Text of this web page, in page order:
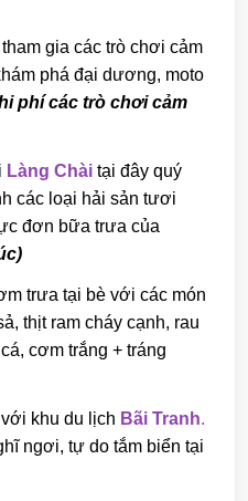
gia các trò chơi cảm
phá đại dương, moto
phí các trò chơi cảm
Làng Chài tại đây quý
các loại hải sản tươi
đơn bữa trưa của
trưa tại bè với các món
thịt ram cháy cạnh, rau
cơm trắng + tráng
khu du lịch Bãi Tranh.
ngơi, tự do tắm biển tại